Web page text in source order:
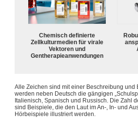
Chemisch definierte
Zellkulturmedien für virale
Vektoren und
Gentherapieanwendungen
Alle Zeichen sind mit einer Beschreibung
werden neben Deutsch die gängigen
Italienisch, Spanisch und Russisch. Die Zahl
sind Beispiele, die den Laut im An-, In- und
Hörbeispiele illustriert werden.